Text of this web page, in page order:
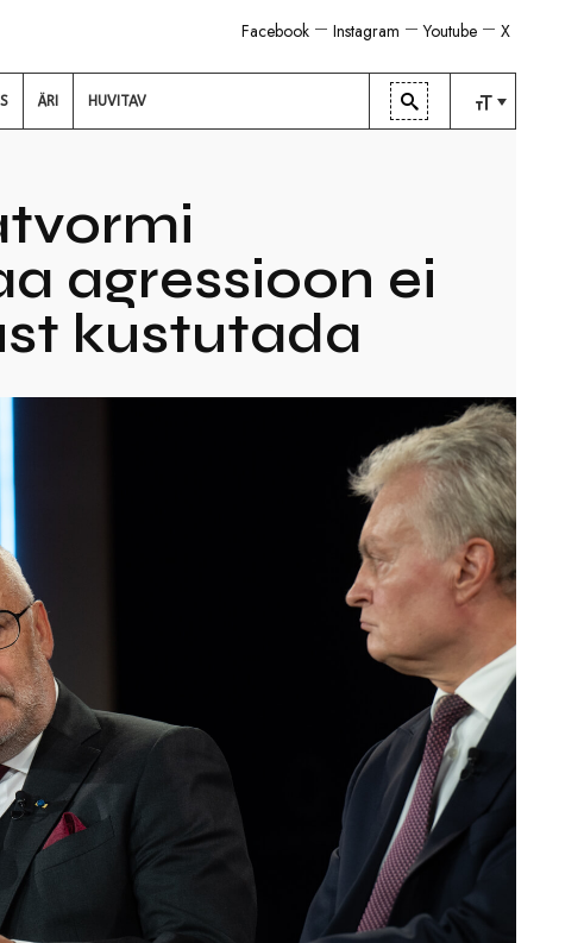
X
Youtube
Instagram
Facebook
ÄRI HUVITAV
agressioon ei
kustutada